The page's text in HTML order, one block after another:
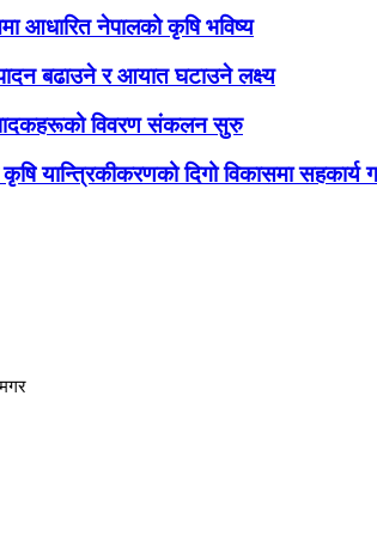
आधारित नेपालको कृषि भविष्य
बढाउने र आयात घटाउने लक्ष्य
विवरण संकलन सुरु
यान्त्रिकीकरणको दिगो विकासमा सहकार्य